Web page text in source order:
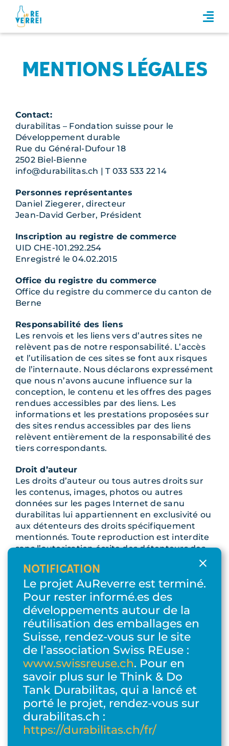
s
MENTIONS LÉGALES
Contact:
durabilitas – Fondation suisse pour le
Développement durable
Rue du Général-Dufour 18
2502 Biel-Bienne
info@durabilitas.ch | T 033 533 22 14
Personnes représentantes
Daniel Ziegerer, directeur
Jean-David Gerber, Président
Inscription au registre de commerce
UID CHE-101.292.254
Enregistré le 04.02.2015
Office du registre du commerce
Office du registre du commerce du canton de
Berne
Responsabilité des liens
Les renvois et les liens vers d’autres sites ne
relèvent pas de notre responsabilité. L’accès
et l’utilisation de ces sites se font aux risques
de l’internaute. Nous déclarons expressément
que nous n’avons aucune influence sur la
conception, le contenu et les offres des pages
rendues accessibles par des liens. Les
informations et les prestations proposées sur
des sites rendus accessibles par des liens
relèvent entièrement de la responsabilité des
tiers correspondants.
Droit d’auteur
Les droits d’auteur ou tous autres droits sur
les contenus, images, photos ou autres
données sur les pages Internet de sanu
durabilitas lui appartiennent en exclusivité ou
aux détenteurs des droits spécifiquement
mentionnés. Toute reproduction est interdite
sans l’autorisation écrite des détenteurs des
Protection des données
Conformément à l’article 13 de la Constitution
suisse et de la législation en matière de
protection des données (Loi sur la protection
des données, LDP), toute personne a droit au
respect de sa sphère privée et à une
protection contre l’emploi abusif des données
qui la concernent. Nous respectons ces
dispositions. Les données personnelles sont
traitées de manière strictement confidentielle
et ne peuvent être ni vendues ni transmises à
des tiers.
En collaboration étroite avec nos hébergeurs,
nous nous efforçons de protéger au mieux
NOTIFICATION
Le projet AuReverre est terminé.
Pour rester informé.es des
développements autour de la
réutilisation des emballages en
Suisse, rendez-vous sur le site
de l’association Swiss REuse :
www.swissreuse.ch. Pour en
savoir plus sur le Think & Do
Tank Durabilitas, qui a lancé et
porté le projet, rendez-vous sur
durabilitas.ch :
https://durabilitas.ch/fr/